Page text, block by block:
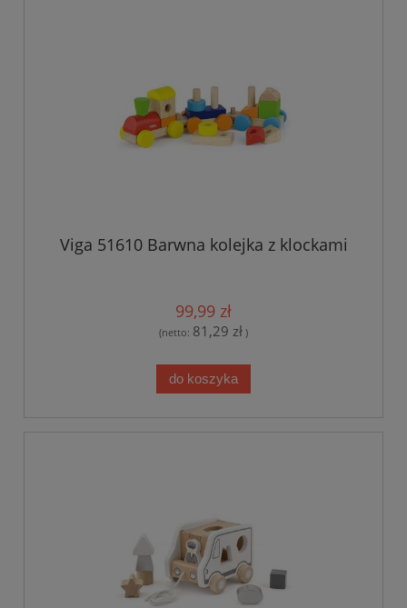
Viga 51610 Barwna kolejka z klockami
99,99 zł
(netto: 81,29 zł )
do koszyka